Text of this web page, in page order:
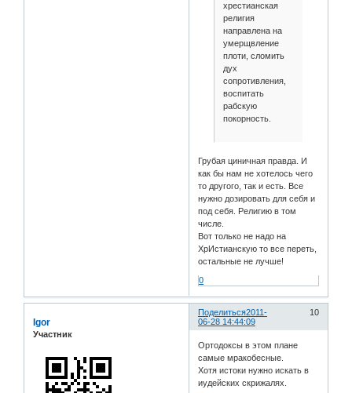
хрестианская
религия
направлена на
умерщвление
плоти, сломить
дух
сопротивления,
воспитать
рабскую
покорность.
Грубая циничная правда. И
как бы нам не хотелось чего
то другого, так и есть. Все
нужно дозировать для себя и
под себя. Религию в том
числе.
Вот только не надо на
ХрИстианскую то все переть,
остальные не лучше!
0
Поделиться 10
2011-
06-28 14:44:09
Igor
Участник
Ортодоксы в этом плане
самые мракобесные.
Хотя истоки нужно искать в
иудейских скрижалях.